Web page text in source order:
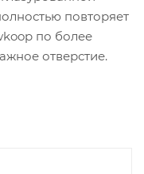
повторяет
по более
отверстие.